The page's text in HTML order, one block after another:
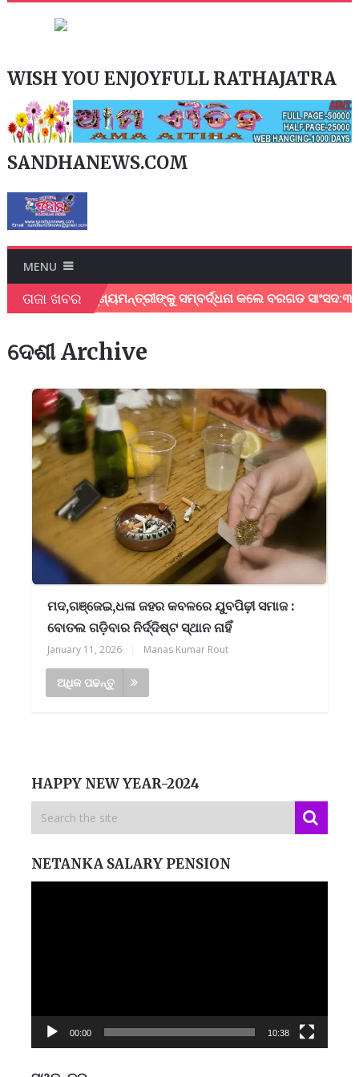
WISH YOU ENJOYFULL RATHAJATRA
SANDHANEWS.COM
MENU
ତାଜା ଖବରମୁଖ୍ୟମନ୍ତ୍ରୀଙ୍କୁ ସମ୍ବର୍ଦ୍ଧନା କଲେ ବରଗଡ ସାଂସଦ:୩ଟି
ଦେଶୀ Archive
ମଦ,ଗଞ୍ଜେଇ,ଧଳା ଜହର କବଳରେ ଯୁବପିଢ଼ୀ ସମାଜ :
ବୋତଲ ଗଡ଼ିବାର ନିର୍ଦ୍ଦିଷ୍ଟ ସ୍ଥାନ ନାହିଁ
January 11, 2026 Manas Kumar Rout
ଅଧିକ ପଢନ୍ତୁ
HAPPY NEW YEAR-2024
NETANKA SALARY PENSION
00:00 10:38